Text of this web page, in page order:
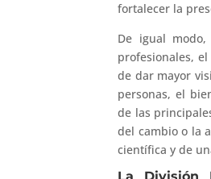
fortalecer la
De igual
profesionales,
de dar mayor
personas, el
de las
del cambio o la
científica y de